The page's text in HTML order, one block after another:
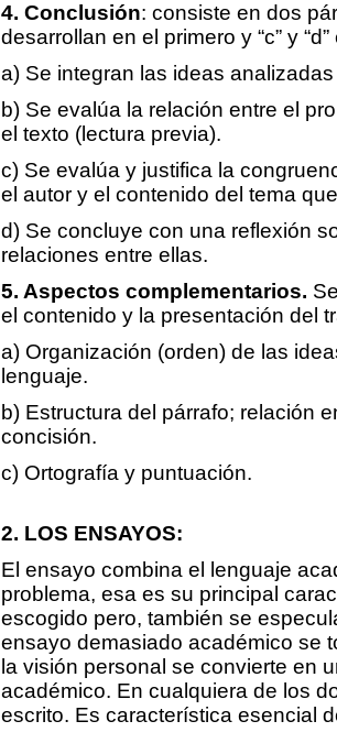
4. Conclusión: consiste en dos
desarrollan en el primero y “c” y
a) Se integran las ideas
b) Se evalúa la relación entre el
el texto (lectura previa).
c) Se evalúa y justifica la
el autor y el contenido del tema
d) Se concluye con una reflexión
relaciones entre ellas.
5. Aspectos complementarios.
el contenido y la presentación del
a) Organización (orden) de las
lenguaje.
b) Estructura del párrafo; relación
concisión.
c) Ortografía y puntuación.
2. LOS ENSAYOS:
El ensayo combina el lenguaje
problema, esa es su principal
escogido pero, también se
ensayo demasiado académico se
la visión personal se convierte en
académico. En cualquiera de los
escrito. Es característica esencial